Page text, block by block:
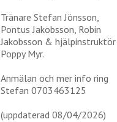
Tränare Stefan Jönsson,
Pontus Jakobsson, Robin
Jakobsson & hjälpinstruktör
Poppy Myr.
Anmälan och mer info ring
Stefan 0703463125
(uppdaterad 08/04/2026)